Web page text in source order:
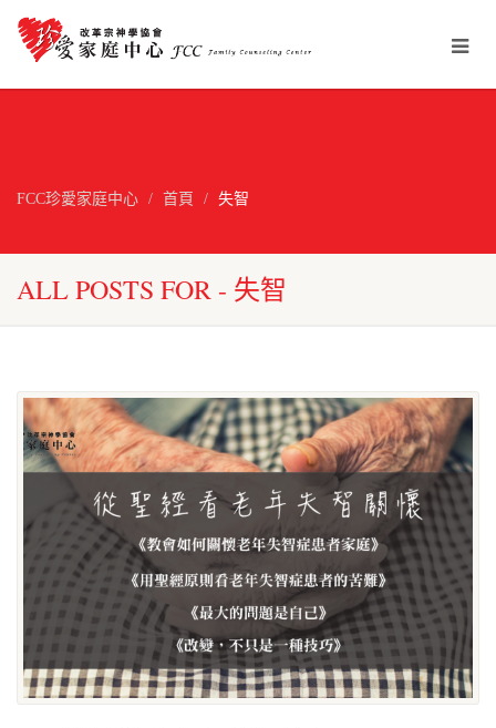
FCC珍愛家庭中心 首頁 失智
ALL POSTS FOR - 失智